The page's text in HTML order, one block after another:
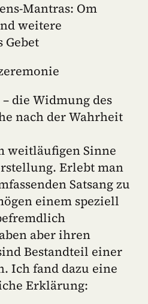
Mantras: Om
weitere
Gebet
die Widmung des
nach der Wahrheit
weitläufigen Sinne
Erlebt man
Satsang zu
einem speziell
aber ihren
Bestandteil einer
Ich fand dazu eine
Erklärung: